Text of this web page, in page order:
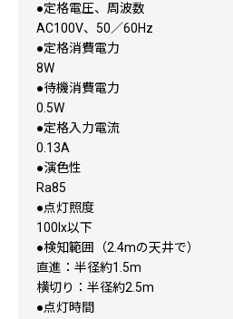
●定格電圧、周波数
AC100V、50／60Hz
●定格消費電力
8W
●待機消費電力
0.5W
●定格入力電流
0.13A
●演色性
Ra85
●点灯照度
100lx以下
●検知範囲（2.4mの天井で）
直進：半径約1.5m
横切り：半径約2.5m
●点灯時間